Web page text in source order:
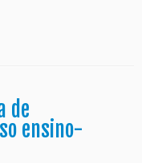
de
ensino-